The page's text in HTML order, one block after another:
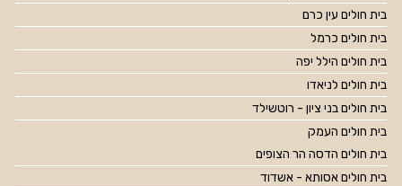
בית חולים עין כרם
בית חולים כרמל
בית חולים הילל יפה
בית חולים לניאדו
בית חולים בני ציון - רוטשילד
בית חולים העמק
בית חולים הדסה הר הצופים
בית חולים אסותא - אשדוד